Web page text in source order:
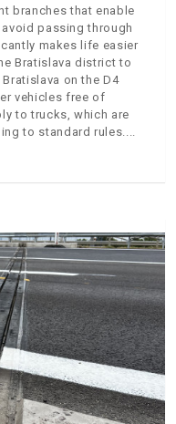
branches that enable
passing through
makes life easier
Bratislava district to
on the D4
vehicles free of
to trucks, which are
to standard rules.